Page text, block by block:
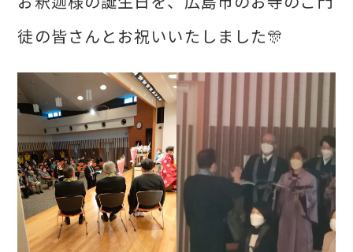
徒の皆さんとお祝いいたしました🎊